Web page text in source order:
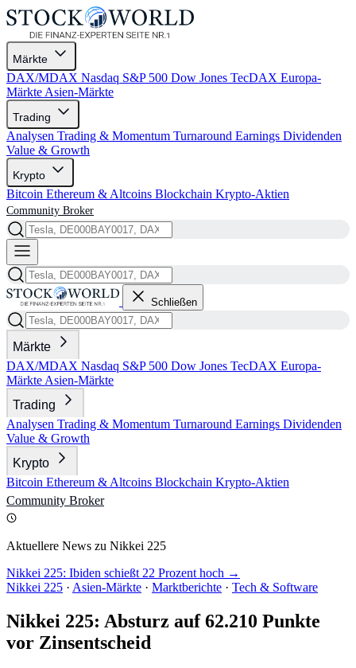
Märkte
DAX/MDAX Nasdaq S&P 500 Dow Jones TecDAX Europa-
Märkte Asien-Märkte
Trading
Analysen Trading & Momentum Turnaround Earnings Dividenden
Value & Growth
Krypto
Bitcoin Ethereum & Altcoins Blockchain Krypto-Aktien
Community Broker
Schließen
Märkte
DAX/MDAX Nasdaq S&P 500 Dow Jones TecDAX Europa-
Märkte Asien-Märkte
Trading
Analysen Trading & Momentum Turnaround Earnings Dividenden
Value & Growth
Krypto
Bitcoin Ethereum & Altcoins Blockchain Krypto-Aktien
Community Broker
Aktuellere News zu Nikkei 225
Nikkei 225: Ibiden schießt 22 Prozent hoch →
Nikkei 225 · Asien-Märkte · Marktberichte · Tech & Software
Nikkei 225: Absturz auf 62.210 Punkte
vor Zinsentscheid